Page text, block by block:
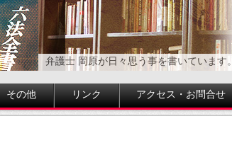
弁護士 岡原が日々思う事を書いています。
その他 リンク アクセス・お問合せ